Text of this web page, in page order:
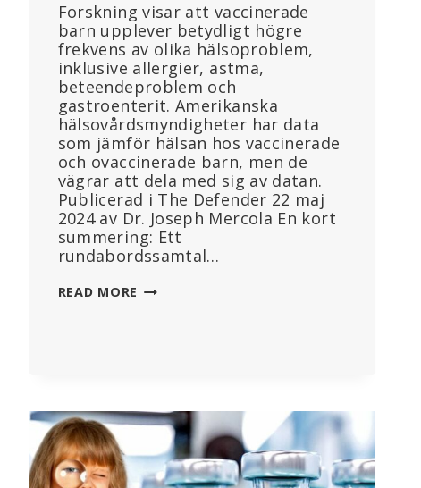
Forskning visar att vaccinerade
barn upplever betydligt högre
frekvens av olika hälsoproblem,
inklusive allergier, astma,
beteendeproblem och
gastroenterit. Amerikanska
hälsovårdsmyndigheter har data
som jämför hälsan hos vaccinerade
och ovaccinerade barn, men de
vägrar att dela med sig av datan.
Publicerad i The Defender 22 maj
2024 av Dr. Joseph Mercola En kort
summering: Ett
rundabordssamtal…
READ MORE OVACCINERADE
VARFÖR
UTREDER
INTE
FOLKHÄLSOMYNDIGHETER?